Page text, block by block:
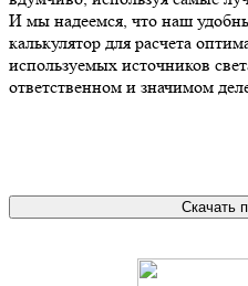
И мы надеемся, что наш
калькулятор для расчета
используемых источников
ответственном и значимом
Скачать